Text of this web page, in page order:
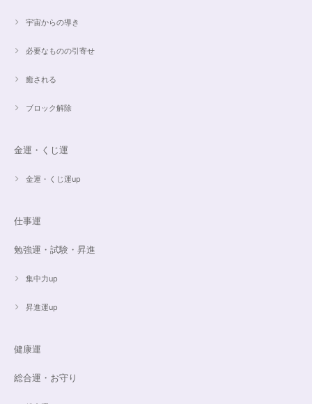
宇宙からの導き
必要なものの引寄せ
癒される
ブロック解除
金運・くじ運
金運・くじ運up
仕事運
勉強運・試験・昇進
集中力up
昇進運up
健康運
総合運・お守り